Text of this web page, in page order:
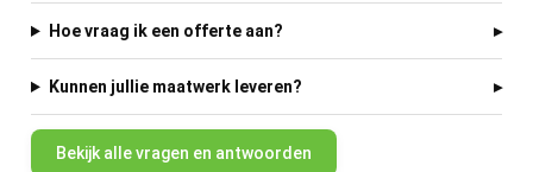
Hoe vraag ik een offerte aan?
Kunnen jullie maatwerk leveren?
Bekijk alle vragen en antwoorden